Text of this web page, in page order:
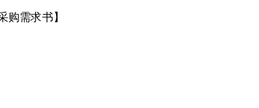
购需求书 】